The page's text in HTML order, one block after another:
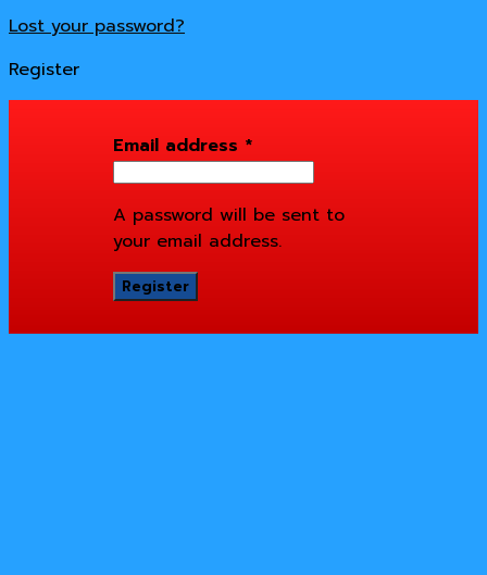
Lost your password?
Register
Email address *
A password will be sent to
your email address.
Register